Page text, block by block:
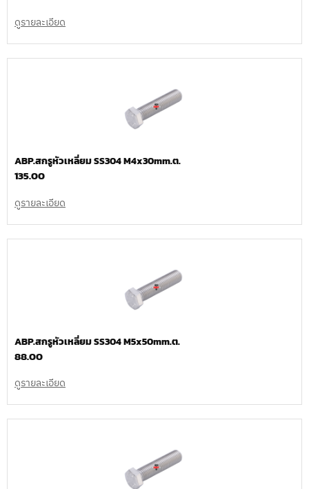
ดูรายละเอียด
ABP.สกรูหัวเหลี่ยม SS304 M4x30mm.ต.
135.00
ดูรายละเอียด
ABP.สกรูหัวเหลี่ยม SS304 M5x50mm.ต.
88.00
ดูรายละเอียด